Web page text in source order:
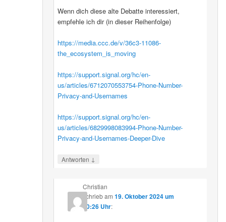
Wenn dich diese alte Debatte interessiert,
empfehle ich dir (in dieser Reihenfolge)
https://media.ccc.de/v/36c3-11086-
the_ecosystem_is_moving
https://support.signal.org/hc/en-
us/articles/6712070553754-Phone-Number-
Privacy-and-Usernames
https://support.signal.org/hc/en-
us/articles/6829998083994-Phone-Number-
Privacy-and-Usernames-Deeper-Dive
Antworten ↓
Christian
schriebam 19. Oktober 2024 um
10:26 Uhr: